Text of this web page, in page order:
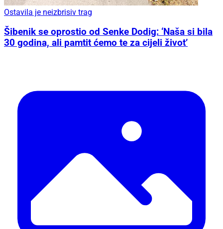
Ostavila je neizbrisiv trag
Šibenik se oprostio od Senke Dodig: ‘Naša si bila
30 godina, ali pamtit ćemo te za cijeli život’